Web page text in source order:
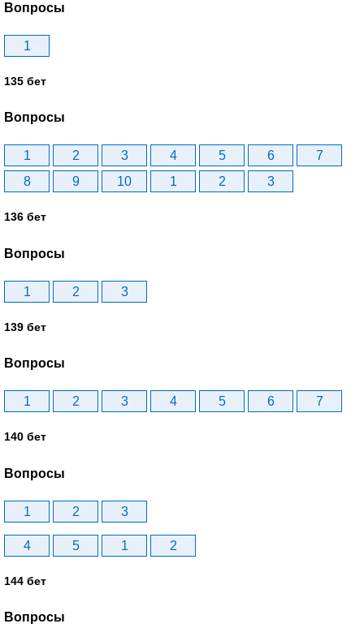
Вопросы
1
135 бет
Вопросы
1 2 3 4 5 6
7
8
9 10 1 2 3
136 бет
Вопросы
1 2 3
139 бет
Вопросы
1 2 3 4 5 6 7
140 бет
Вопросы
1 2 3
4 5 1 2
144 бет
Вопросы